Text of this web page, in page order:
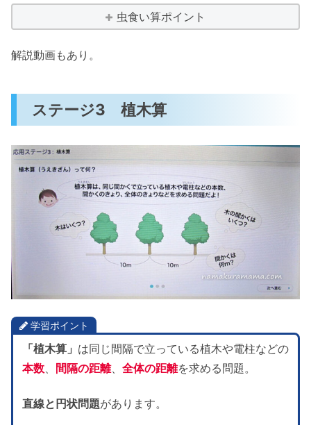
虫食い算ポイント
解説動画もあり。
ステージ3 植木算
学習ポイント
「植木算」 は同じ間隔で立っている植木や電柱などの
本数、 間隔の距離、 全体の距離を求める問題。
直線と円状問題があります。